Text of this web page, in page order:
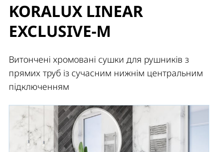
KORALUX LINEAR
EXCLUSIVE-M
Витончені хромовані сушки для рушників з
прямих труб із сучасним нижнім центральним
підключенням